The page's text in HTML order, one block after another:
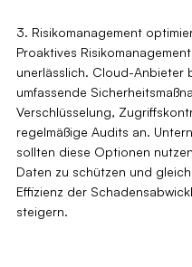
3. Risikomanagement
Proaktives
unerlässlich. Cloud-Anbieter
umfassende
Verschlüsselung,
regelmäßige Audits an.
sollten diese Optionen
Daten zu schützen und
Effizienz der
steigern.